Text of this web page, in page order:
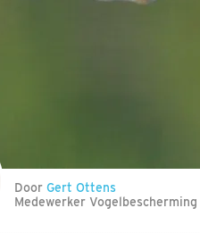
Door Gert Ottens
Medewerker Vogelbescherming